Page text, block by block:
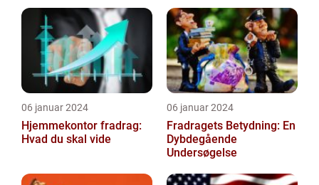
06 januar 2024
Hjemmekontor fradrag:
Hvad du skal vide
06 januar 2024
Fradragets Betydning: En
Dybdegående
Undersøgelse